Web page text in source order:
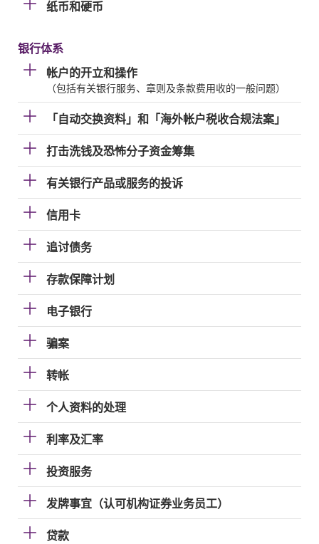
纸币和硬币
银行体系
帐户的开立和操作
（包括有关银行服务、章则及条款费用收的一般问题）
「自动交换资料」和「海外帐户税收合规法案」
打击洗钱及恐怖分子资金筹集
有关银行产品或服务的投诉
信用卡
追讨债务
存款保障计划
电子银行
骗案
转帐
个人资料的处理
利率及汇率
投资服务
发牌事宜（认可机构证券业务员工）
贷款